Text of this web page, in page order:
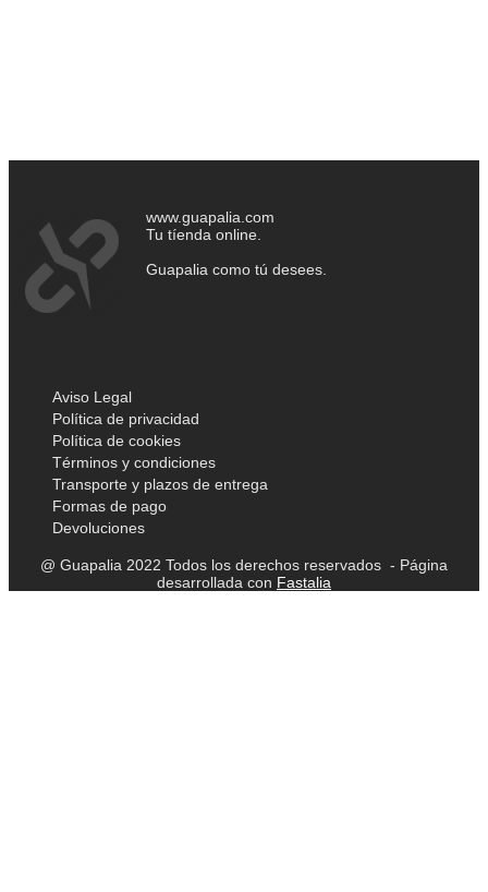
www.guapalia.com
Tu tíenda online.
Guapalia como tú desees.
Aviso Legal
Política de privacidad
Política de cookies
Términos y condiciones
Transporte y plazos de entrega
Formas de pago
Devoluciones
@ Guapalia 2022 Todos los derechos reservados - Página
desarrollada con Fastalia